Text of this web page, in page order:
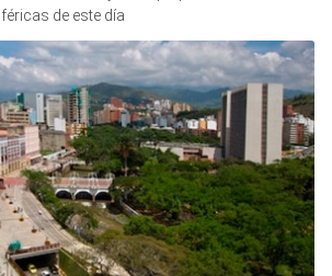
de este día